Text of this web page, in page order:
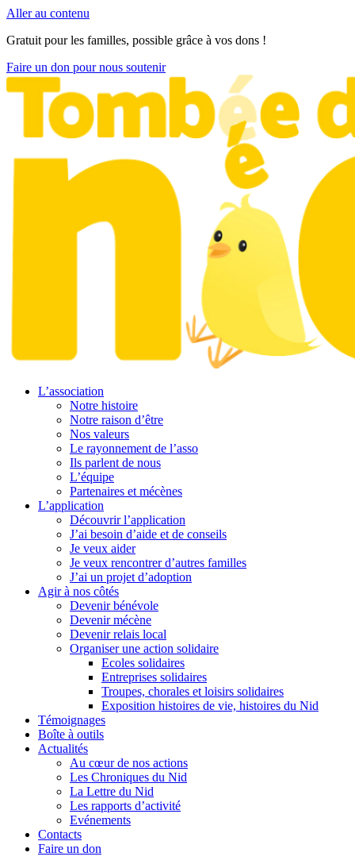
Aller au contenu
Gratuit pour les familles, possible grâce à vos dons !
Faire un don pour nous soutenir
L’association
Notre histoire
Notre raison d’être
Nos valeurs
Le rayonnement de l’asso
Ils parlent de nous
L’équipe
Partenaires et mécènes
L’application
Découvrir l’application
J’ai besoin d’aide et de conseils
Je veux aider
Je veux rencontrer d’autres familles
J’ai un projet d’adoption
Agir à nos côtés
Devenir bénévole
Devenir mécène
Devenir relais local
Organiser une action solidaire
Ecoles solidaires
Entreprises solidaires
Troupes, chorales et loisirs solidaires
Exposition histoires de vie, histoires du Nid
Témoignages
Boîte à outils
Actualités
Au cœur de nos actions
Les Chroniques du Nid
La Lettre du Nid
Les rapports d’activité
Evénements
Contacts
Faire un don